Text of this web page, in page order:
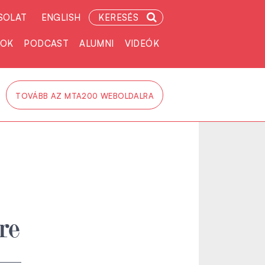
ENGLISH KERESÉS
PODCAST ALUMNI VIDEÓK
TOVÁBB AZ MTA200 WEBOLDALRA